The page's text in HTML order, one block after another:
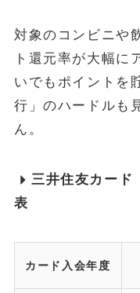
対象のコンビニや
ト還元率が大幅に
いでもポイントを
行」のハードルも
ん。
三井住友カード
表
カード入会年度